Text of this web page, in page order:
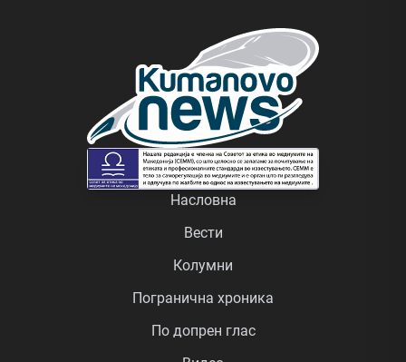
Насловна
Вести
Колумни
Погранична хроника
По допрен глас